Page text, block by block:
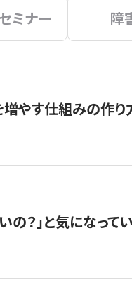
ミナー 障
を増やす仕組みの
の？」と気になっ